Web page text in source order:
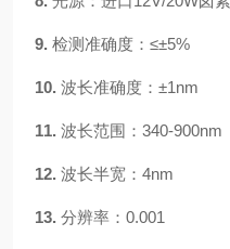
9. 检测准确度： ≤±5%
10. 波长准确度： ±1nm
11. 波长范围： 340-900nm
12. 波长半宽： 4nm
13. 分辨率： 0.001